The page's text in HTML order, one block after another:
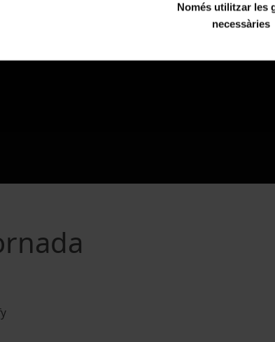
Només utilitzar les
necessàries